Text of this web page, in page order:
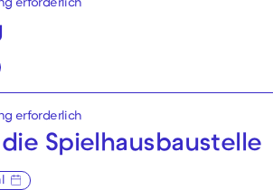
erforderlich
erforderlich
Spielhaus­baustelle